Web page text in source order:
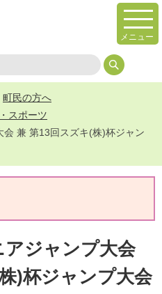
メニュー
町民の方へ
スポーツ
兼 第13回スズキ(株)杯ジャン
アジャンプ大会
)杯ジャンプ大会